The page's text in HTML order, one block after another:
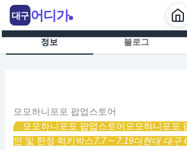
츠
정보 블로그
모모하니포포 팝업스토어
모모하니포포 팝업스토어 모모하니포포
인 및 한정 럭키박스7.7 ~ 7.19더현대 대구
대구 어디가